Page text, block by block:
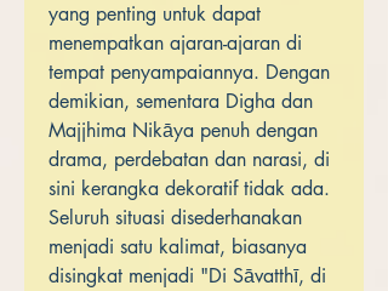
yang penting untuk dapat
menempatkan ajaran-ajaran di
tempat penyampaiannya. Dengan
demikian, sementara Digha dan
Majjhima Nikāya penuh dengan
drama, perdebatan dan narasi, di
sini kerangka dekoratif tidak ada.
Seluruh situasi disederhanakan
menjadi satu kalimat, biasanya
disingkat menjadi "Di Sāvatthī, di